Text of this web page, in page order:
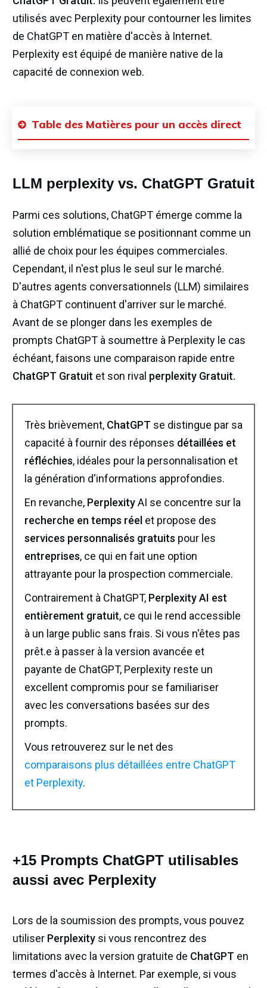
utilisés avec Perplexity pour contourner les limites
de ChatGPT en matière d'accès à Internet.
Perplexity est équipé de manière native de la
capacité de connexion web.
Table des Matières pour un accès direct
LLM perplexity vs. ChatGPT Gratuit
Parmi ces solutions, ChatGPT émerge comme la
solution emblématique se positionnant comme un
allié de choix pour les équipes commerciales.
Cependant, il n'est plus le seul sur le marché.
D'autres agents conversationnels (LLM) similaires
à ChatGPT continuent d'arriver sur le marché.
Avant de se plonger dans les exemples de
prompts ChatGPT à soumettre à Perplexity le cas
échéant, faisons une comparaison rapide entre
ChatGPT Gratuit et son rival perplexity Gratuit.
Très brièvement, ChatGPT se distingue par sa
capacité à fournir des réponses détaillées et
réfléchies, idéales pour la personnalisation et
la génération d'informations approfondies.
En revanche, PerplexityAI se concentre sur la
recherche en temps réel et propose des
services personnalisés gratuits pour les
entreprises, ce qui en fait une option
attrayante pour la prospection commerciale.
Contrairement à ChatGPT, Perplexity AI est
entièrement gratuit, ce qui le rend accessible
à un large public sans frais. Si vous n'êtes pas
prêt.e à passer à la version avancée et
payante de ChatGPT, Perplexity reste un
excellent compromis pour se familiariser
avec les conversations basées sur des
prompts.
Vous retrouverez sur le net des
comparaisons plus détaillées entre ChatGPT
et Perplexity.
+15 Prompts ChatGPT utilisables
aussi avec Perplexity
Lors de la soumission des prompts, vous pouvez
utiliser Perplexity si vous rencontrez des
limitations avec la version gratuite de ChatGPT en
termes d'accès à Internet. Par exemple, si vous